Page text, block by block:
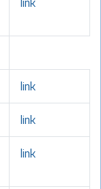
link
link
link
link